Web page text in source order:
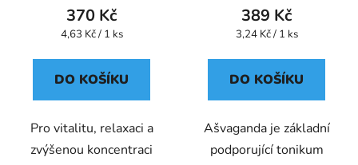
370 Kč
Měrná
4,63 Kč / 1 ks
DO KOŠÍKU
Pro vitalitu, relaxaci a
zvýšenou koncentraci
389 Kč
Měrná
3,24 Kč / 1 ks
DO KOŠÍKU
Ašvaganda je základní
podporující tonikum